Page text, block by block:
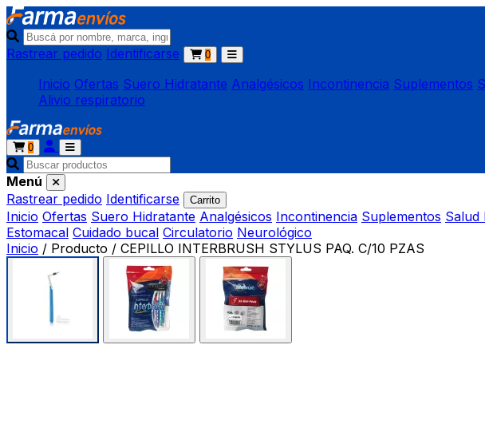
Rastrear pedido Identificarse 0
Inicio Ofertas Suero Hidratante Analgésicos Incontinencia Suplementos
Alivio respiratorio
0
Menú
Rastrear pedido Identificarse Carrito
Inicio Ofertas Suero Hidratante Analgésicos Incontinencia Suplementos Salud
Estomacal Cuidado bucal Circulatorio Neurológico
Inicio / Producto / CEPILLO INTERBRUSH STYLUS PAQ. C/10 PZAS